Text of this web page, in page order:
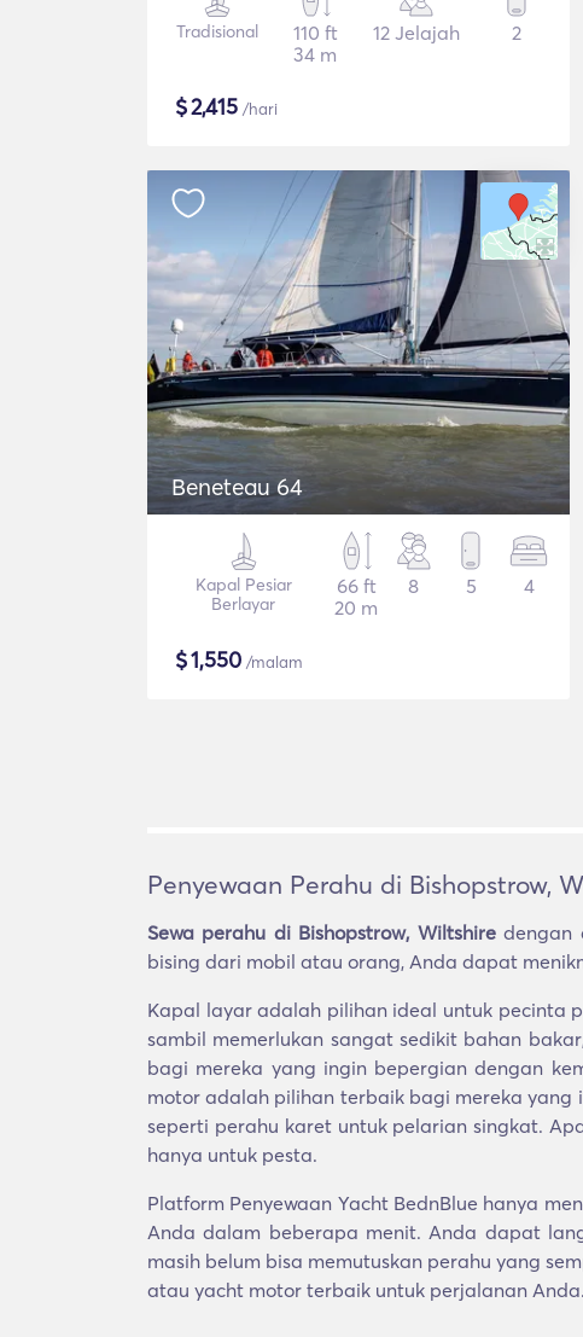
Tradisional
110 ft
34 m
12 Jelajah 2
$2,415 /hari
Beneteau 64
Kapal Pesiar
Berlayar
66 ft
20 m
8 5 4
$1,550 /malam
Penyewaan Perahu di Bishopstrow,
Sewa perahu di Bishopstrow, Wiltshiredengan
bising dari mobil atau orang, Anda dapat
Kapal layar adalah pilihan ideal untuk pecinta
sambil memerlukan sangat sedikit bahan
bagi mereka yang ingin bepergian dengan
motor adalah pilihan terbaik bagi mereka
seperti perahu karet untuk pelarian singkat.
hanya untuk pesta.
Platform Penyewaan Yacht BednBlue hanya
Anda dalam beberapa menit. Anda dapat
masih belum bisa memutuskan perahu yang
atau yacht motor terbaik untuk perjalanan Anda.